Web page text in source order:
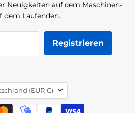
Neuigkeiten auf dem Maschinen-
dem Laufenden.
Registrieren
(EUR €)